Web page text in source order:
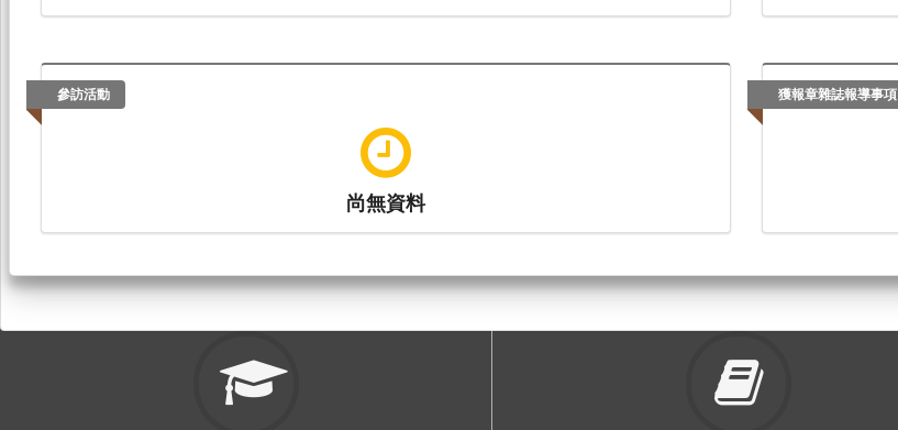
參訪活動
尚無資料
獲報章雜誌報導事項